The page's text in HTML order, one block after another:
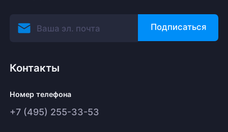
Подписаться
Контакты
Номер телефона
+7 (495) 255-33-53